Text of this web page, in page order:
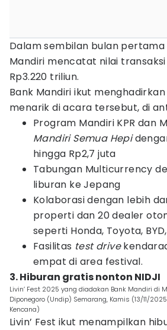
Dalam sembilan bulan pertama
Mandiri mencatat nilai
Rp3.220 triliun.
Bank Mandiri ikut
menarik di acara tersebut, di
Program Mandiri KPR dan
Mandiri Semua Hepi
hingga Rp2,7 juta
Tabungan Multicurrency
liburan ke Jepang
Kolaborasi dengan lebih
properti dan 20 dealer
seperti Honda, Toyota,
Fasilitas test drive
empat di area festival.
3. Hiburan gratis nonton NIDJI
Livin’ Fest 2025 yang diadakan Bank Mandiri di
Diponegoro (Undip) Semarang, Kamis (13/11/
Kencana)
Livin’ Fest ikut menampilkan